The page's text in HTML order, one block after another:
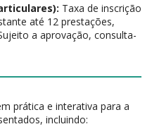
Taxa de inscrição
até 12 prestações,
a aprovação, consulta-
prática e interativa para a
incluindo: